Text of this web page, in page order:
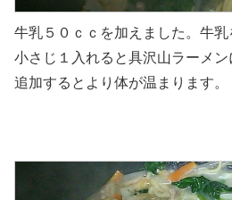
牛乳５０ｃｃを加えました。牛
小さじ１入れると具沢山ラーメ
追加するとより体が温まります。